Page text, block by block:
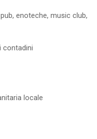
enoteche, music club,
contadini
locale